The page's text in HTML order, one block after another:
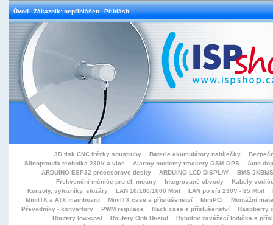
Úvod Zákazník: nepřihlášen Přihlásit
3D tisk CNC frézky soustruhy Baterie akumulátory nabíječky
Silnoproudá technika 230V a více
Alarmy modemy trackery GSM GPS
Auto
ARDUINO ESP32 procesorové desky
ARDUINO LCD DISPLAY
BMS
Frekvenční měniče pro el. motory
Integrované obvody
Kabely
Konzoly, výložníky, stožáry
LAN 10/100/1000 Mbit LAN po síti 230V - 85 Mbit
MiniITX a ATX mainboard
MiniITX case a příslušenství MiniPCI
Montážní
Převodníky - konvertory
PWM regulace Rack case a příslušenství
Raspberry
Routery low-cost
Routery Opti Hi-end
Rybolov zavážecí lodička a přísl